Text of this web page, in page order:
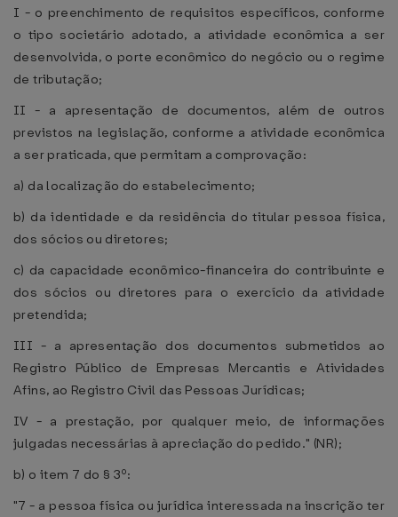
I - o preenchimento de requisitos específicos, conforme
o tipo societário adotado, a atividade econômica a ser
desenvolvida, o porte econômico do negócio ou o regime
de tributação;
II - a apresentação de documentos, além de outros
previstos na legislação, conforme a atividade econômica
a ser praticada, que permitam a comprovação:
a) da localização do estabelecimento;
b) da identidade e da residência do titular pessoa física,
dos sócios ou diretores;
c) da capacidade econômico-financeira do contribuinte e
dos sócios ou diretores para o exercício da atividade
pretendida;
III - a apresentação dos documentos submetidos ao
Registro Público de Empresas Mercantis e Atividades
Afins, ao Registro Civil das Pessoas Jurídicas;
IV - a prestação, por qualquer meio, de informações
julgadas necessárias à apreciação do pedido." (NR);
b) o item 7 do § 3º:
"7 - a pessoa física ou jurídica interessada na inscrição ter